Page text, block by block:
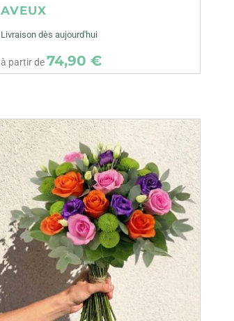
AVEUX
Livraison dès aujourd'hui
à partir de74,90 €